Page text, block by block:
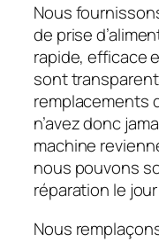
Nous
de prise
rapide, efficace
sont
remplacements
n’avez donc
machine
nous pouvons
réparation le
Nous